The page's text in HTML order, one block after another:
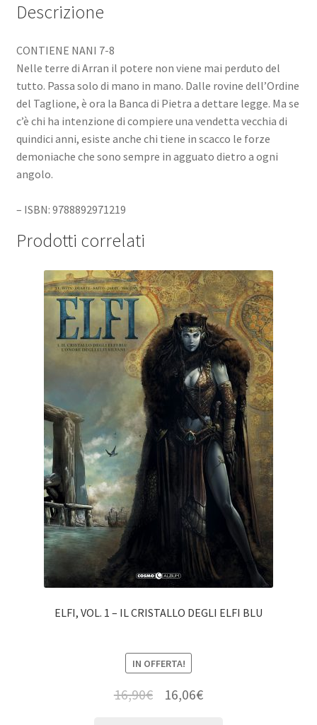
Descrizione
CONTIENE NANI 7-8
Nelle terre di Arran il potere non viene mai perduto del
tutto. Passa solo di mano in mano. Dalle rovine dell’Ordine
del Taglione, è ora la Banca di Pietra a dettare legge. Ma se
c’è chi ha intenzione di compiere una vendetta vecchia di
quindici anni, esiste anche chi tiene in scacco le forze
demoniache che sono sempre in agguato dietro a ogni
angolo.
– ISBN: 9788892971219
Prodotti correlati
ELFI, VOL. 1 – IL CRISTALLO DEGLI ELFI BLU
IN OFFERTA!
16,90€ 16,06€